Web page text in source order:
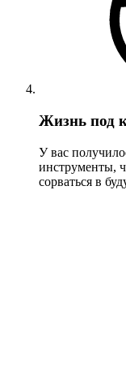
Жизнь под
У вас
инструменты,
сорваться в